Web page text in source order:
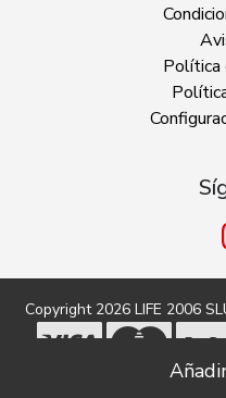
Política
Copyright 2026 LIFE 2006